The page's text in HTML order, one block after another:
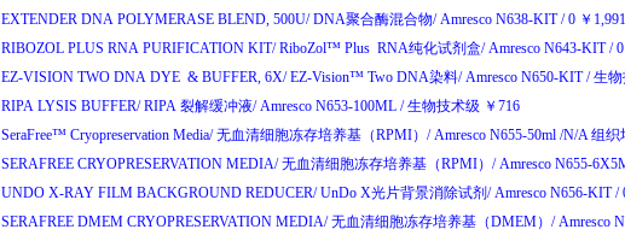
EXTENDER DNA POLYMERASE BLEND, 500U/ DNA聚合酶混合物/ Amresco N638-KIT / 0 ￥ 1,991
RIBOZOL PLUS RNA PURIFICATION KIT/ RiboZol™ Plus RNA纯化试剂盒/ Amresco N643-KIT / 0
EZ-VISION TWO DNA DYE & BUFFER, 6X/ EZ-Vision™ Two DNA染料/ Amresco N650-KIT / 生物
RIPA LYSIS BUFFER/ RIPA 裂解缓冲液/ Amresco N653-100ML / 生物技术级 ￥ 716
SeraFree™ Cryopreservation Media/ 无血清细胞冻存培养基 （RPMI）/ Amresco N655-50ml /N/A 组织
SERAFREE CRYOPRESERVATION MEDIA/ 无血清细胞冻存培养基 （RPMI）/ Amresco N655-
UNDO X-RAY FILM BACKGROUND REDUCER/ UnDo X光片背景消除试剂 / Amresco N656-KIT /
SERAFREE DMEM CRYOPRESERVATION MEDIA/ 无血清细胞冻存培养基 （DMEM）/ Amresco